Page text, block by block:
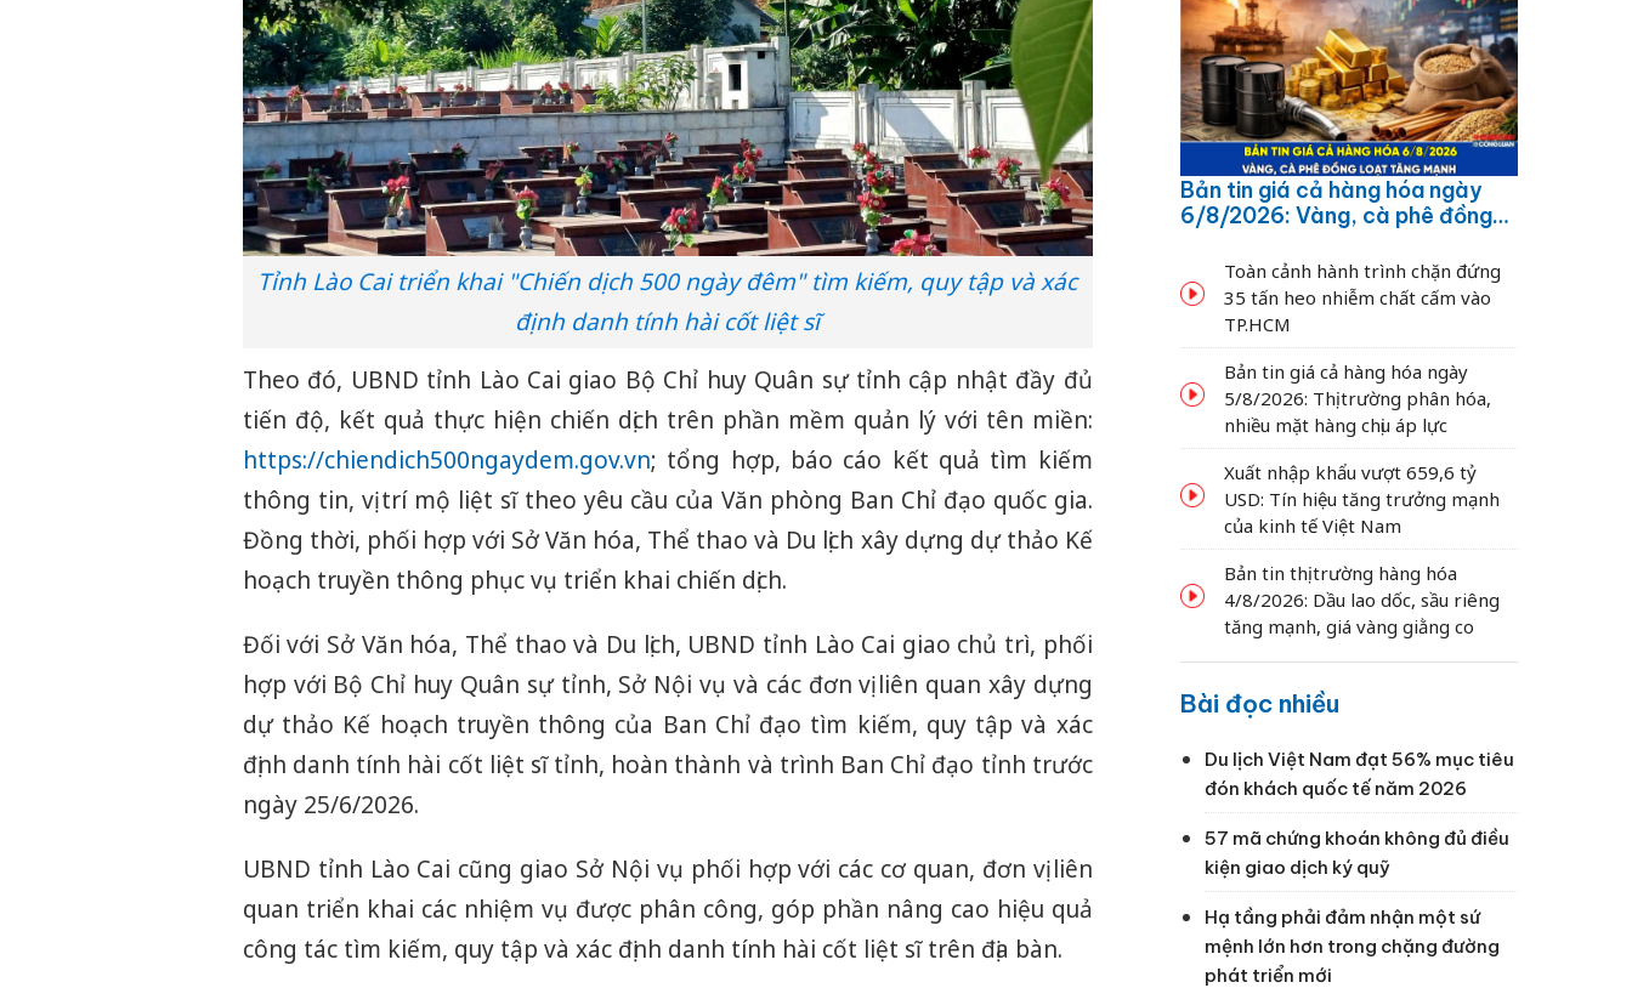
Tỉnh Lào Cai triển khai "Chiến dịch 500 ngày đêm" tìm kiếm, quy tập và xác
định danh tính hài cốt liệt sĩ
Theo đó, UBND tỉnh Lào Cai giao Bộ Chỉ huy Quân sự tỉnh cập nhật đầy đủ
tiến độ, kết quả thực hiện chiến dịch trên phần mềm quản lý với tên miền:
https://chiendich500ngaydem.gov.vn; tổng hợp, báo cáo kết quả tìm kiếm
thông tin, vị trí mộ liệt sĩ theo yêu cầu của Văn phòng Ban Chỉ đạo quốc gia.
Đồng thời, phối hợp với Sở Văn hóa, Thể thao và Du lịch xây dựng dự thảo Kế
hoạch truyền thông phục vụ triển khai chiến dịch.
Đối với Sở Văn hóa, Thể thao và Du lịch, UBND tỉnh Lào Cai giao chủ trì, phối
hợp với Bộ Chỉ huy Quân sự tỉnh, Sở Nội vụ và các đơn vị liên quan xây dựng
dự thảo Kế hoạch truyền thông của Ban Chỉ đạo tìm kiếm, quy tập và xác
định danh tính hài cốt liệt sĩ tỉnh, hoàn thành và trình Ban Chỉ đạo tỉnh trước
ngày 25/6/2026.
UBND tỉnh Lào Cai cũng giao Sở Nội vụ phối hợp với các cơ quan, đơn vị liên
quan triển khai các nhiệm vụ được phân công, góp phần nâng cao hiệu quả
công tác tìm kiếm, quy tập và xác định danh tính hài cốt liệt sĩ trên địa bàn.
Bản tin giá cả hàng hóa ngày
6/8/2026: Vàng, cà phê đồng
Toàn cảnh hành trình chặn đứng
35 tấn heo nhiễm chất cấm vào
TP.HCM
Bản tin giá cả hàng hóa ngày
5/8/2026: Thị trường phân hóa,
nhiều mặt hàng chịu áp lực
Xuất nhập khẩu vượt 659,6 tỷ
USD: Tín hiệu tăng trưởng mạnh
của kinh tế Việt Nam
Bản tin thị trường hàng hóa
4/8/2026: Dầu lao dốc, sầu riêng
tăng mạnh, giá vàng giằng co
Bài đọc nhiều
Du lịch Việt Nam đạt 56% mục tiêu
đón khách quốc tế năm 2026
57 mã chứng khoán không đủ điều
kiện giao dịch ký quỹ
Hạ tầng phải đảm nhận một sứ
mệnh lớn hơn trong chặng đường
phát triển mới